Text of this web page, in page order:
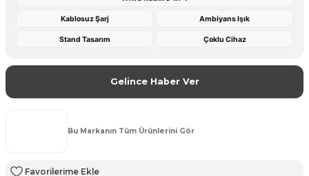
Kablosuz Şarj Ambiyans Işık
Stand Tasarım Çoklu Cihaz
Gelince Haber Ver
Bu Markanın Tüm Ürünlerini Gör